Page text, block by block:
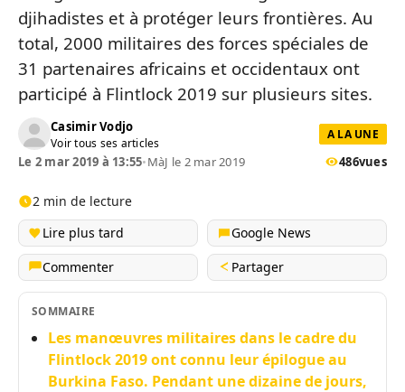
djihadistes et à protéger leurs frontières. Au
total, 2000 militaires des forces spéciales de
31 partenaires africains et occidentaux ont
participé à Flintlock 2019 sur plusieurs sites.
Casimir Vodjo
Voir tous ses articles
A LA UNE
Le 2 mar 2019 à 13:55•MàJ le 2 mar 2019 486vues
2 min de lecture
Lire plus tard
Google News
Commenter
Partager
SOMMAIRE
Les manœuvres militaires dans le cadre du
Flintlock 2019 ont connu leur épilogue au
Burkina Faso. Pendant une dizaine de jours,